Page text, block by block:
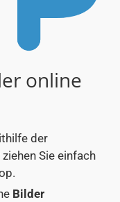
online
der
Sie einfach
Bilder